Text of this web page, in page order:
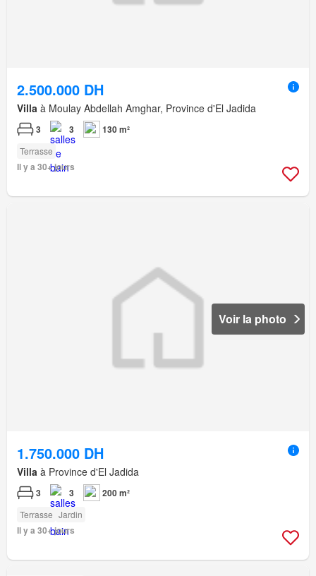
2.500.000 DH
Villa à Moulay Abdellah Amghar, Province d'El Jadida
3 3 130 m²
Terrasse
Il y a 30+ jours
Voir la photo
1.750.000 DH
Villa à Province d'El Jadida
3 3 200 m²
Terrasse Jardin
Il y a 30+ jours